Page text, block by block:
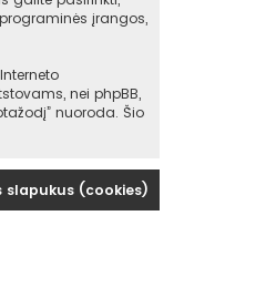
įrangos,
nei phpBB,
nuoroda. Šio
slapukus (cookies)